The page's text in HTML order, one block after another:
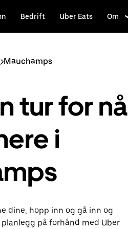
Bedrift Uber Eats Om
>Mauchamps
tur for nå
i
dine, hopp inn og gå inn og
på forhånd med Uber